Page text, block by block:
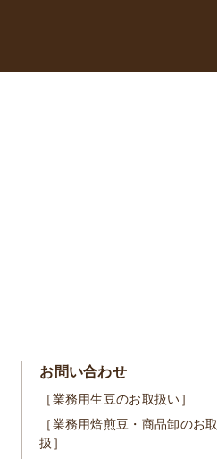
お問い合わせ
［業務用生豆のお取扱い］
［業務用焙煎豆・商品卸のお取
扱］